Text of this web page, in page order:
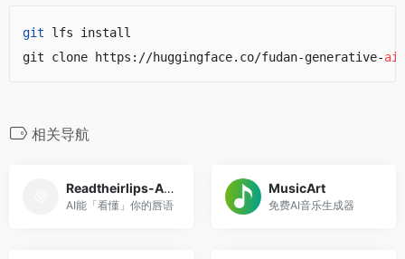
git lfs install
git clone https://huggingface.co/fudan-generative-ai
相关导航
Readtheirlips-AI唇语识别
AI能「看懂」你的唇语
MusicArt
免费AI音乐生成器